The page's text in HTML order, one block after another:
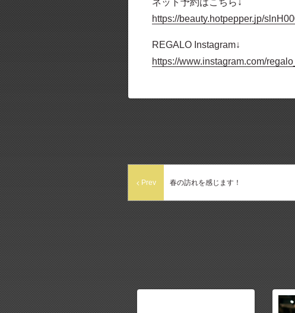
ネット予約はこちら↓
https://beauty.hotpepper.jp/
REGALO Instagram↓
https://www.instagram.com/
Prev 春の訪れを感じます！